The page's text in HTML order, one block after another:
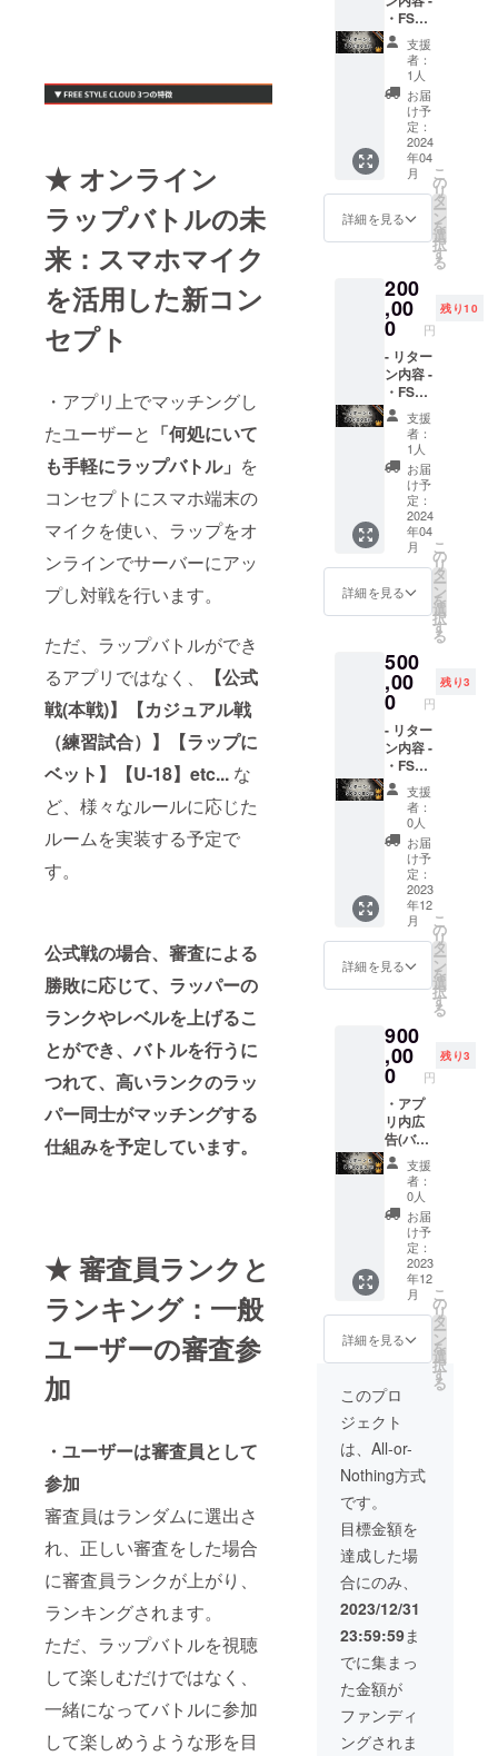
★ オンライン
ラップバトルの未
来：スマホマイク
を活用した新コン
セプト
・アプリ上でマッチングし
たユーザーと 「何処にいて
も手軽にラップバトル」 を
コンセプトにスマホ端末の
マイクを使い、ラップをオ
ンラインでサーバーにアッ
プし対戦を行います。
ただ、ラップバトルができ
るアプリではなく、
【公式
戦(本戦)】【カジュアル戦
（練習試合）】【ラップに
ベット】【U-18】etc... な
ど、様々なルールに応じた
ルームを実装する予定で
す。
公式戦の場合、審査による
勝敗に応じて、ラッパーの
ランクやレベルを上げるこ
とができ、バトルを行うに
つれて、高いランクのラッ
パー同士がマッチングする
仕組みを予定しています。
★ 審査員ランクと
ランキング：一般
ユーザーの審査参
加
・ユーザーは審査員として
参加
審査員はランダムに選出さ
れ、正しい審査をした場合
に審査員ランクが上がり、
ランキングされます。
ただ、ラップバトルを視聴
して楽しむだけではなく、
一緒になってバトルに参加
して楽しめうような形を目
てくだ
さい！ -
リリー
スパー
ティー
につい
て 開催
予定日:
2023年
4月頃開
催予定
場所:東
定して
いま
す。
のコン
テンツ
と交換
した
り、バ
トルに
ベット
したり
できま
す。 ※
換金は
できま
せん。 -
リリー
ティー
につい
て 開催
予定日:
2023年
4月頃開
催予定
場所:東
京都渋
谷区付
近を予
定して
いま
す。
・FSC
リリー
スパー
ティー
ご招待
・アプ
リ内広
告(バト
ルの
ターン
中に表
示 全バ
トルの
2％前
プリの
協賛
ページ
に貴社
のロゴ
を表示
(中サイ
ズ) ・ア
プリ内
協賛
ページ
から貴
社の
Webサ
イトの
リンク
を掲載
(リンク
先はア
プリ更
変更可
能) ・
Youtub
eチャン
ネル動
画内の
最後に
貴社の
ロゴを
表示 ※
ロゴを
表示は
最大2年
間を予
定して
いま
す。 -
リリー
スパー
ティー
て 開催
予定日:
2023年
4月頃開
催予定
場所:東
京都渋
谷区付
近を予
定して
いま
す。
支援
者：
1人
お届
け予
定：
2024
年04
月
詳細を見る
こ
の
リ
タ
ー
ン
を
選
択
す
る
200
,00
0 円
残り10
- リター
ン内容 -
・FSC
リリー
スパー
ティー
ご招待
・アプ
リ内広
告(バト
ルの
ターン
中に表
示 全バ
トルの
5％前
プリの
協賛
ページ
に貴社
のロゴ
を表示
(大サイ
ズ) ・ア
プリ内
協賛
ページ
から貴
社の
Webサ
イトへ
リンク
を掲載
(リンク
先はア
プリ更
変更可
能) ・
Youtub
eチャン
ネル動
画内の
最後に
貴社の
ロゴを
表示 ※
ロゴを
表示は
最大2年
間を予
定して
いま
す。 -
リリー
スパー
ティー
につい
て 開催
予定日:
2023年
4月頃開
催予定
谷区付
近を予
定して
いま
す。
支援
者：
1人
お届
け予
定：
2024
年04
月
詳細を見る
こ
の
リ
タ
ー
ン
を
選
択
す
る
500
,00
0 円
残り3
- リター
ン内容 -
・FSC
リリー
スパー
ティー
ご招待
・アプ
リ内広
告(バト
ルの
ターン
中に表
示 全バ
トルの
15％前
プリの
スプ
ラッ
シュ画
面 (起動
画面) に
貴社の
ロゴを
表示 ・
アプリ
内協賛
ページ
から貴
社の
Webサ
イトへ
リンク
を掲載
(アプリ
更新時
にリン
ク先変
更可能)
・
Youtub
eチャン
最後に
貴社の
ロゴを
表示 ※
スプ
ラッ
シュ画
面の表
示は最
大2年間
を予定
してい
ます。 -
支援
者：
0人
お届
け予
定：
2023
年12
月
詳細を見る
こ
の
リ
タ
ー
ン
を
選
択
す
る
900
,00
0 円
残り3
・アプ
リ内広
告(バト
ルの
ターン
中に表
示 全バ
トルの
30％前
後) ・ア
プリの
スプ
ラッ
シュ画
面 (起動
画面) に
貴社の
ロゴを
表示(特
大) ・ア
プリ内
協賛
社の
Webサ
イトへ
リンク
を掲載
・
Youtub
eチャン
ネル動
画内の
最後に
貴社の
ロゴを
支援
者：
0人
お届
け予
定：
2023
年12
月
詳細を見る
こ
の
リ
タ
ー
ン
を
選
択
す
る
このプロ
ジェクト
は、All-or-
Nothing方式
です。
目標金額を
達成した場
合にのみ、
2023/12/31
23:59:59ま
でに集まっ
た金額が
ファンディ
ングされま